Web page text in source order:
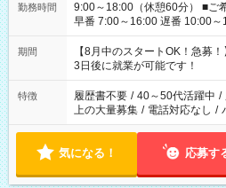
勤務時間
9:00～18:00（休憩60分） ■ご希望があれば下記シフトもOK！
早番 7:00～16:00 遅番 10:00～
と休みを合わせたい」 「余裕
「できれば残業はしたくない
ね。 ※Wワーク希望の方へ 今ご覧のお仕事で希望する勤務時間
と、もう1つのお仕事の勤務時
合は応募できません。
期間
【8月中のスタートOK！急募
3日後に就業が可能です！
特徴 履歴書不要 / 40～50代活躍中 /
上の大量募集 / 電話対応なし /
気になる！ 応募す